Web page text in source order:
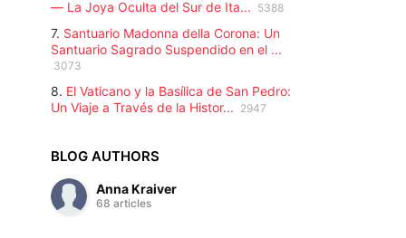
— La Joya Oculta del Sur de Ita... 5388
7. Santuario Madonna della Corona: Un
Santuario Sagrado Suspendido en el ...
3073
8. El Vaticano y la Basílica de San Pedro:
Un Viaje a Través de la Histor... 2947
BLOG AUTHORS
Anna Kraiver
68 articles